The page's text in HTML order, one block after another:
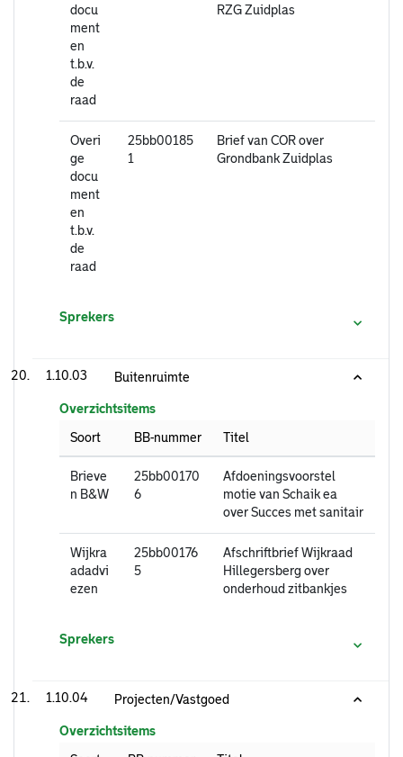
docu
ment
en
t.b.v.
de
raad
RZG Zuidplas
Overi
ge
docu
ment
en
t.b.v.
de
raad
25bb00185
1
Brief van COR over
Grondbank Zuidplas
Sprekers
1.10.03 Buitenruimte
Overzichtsitems
Soort
BB-nummer Titel
Brieve
n B&W
25bb00170
6
Afdoeningsvoorstel
motie van Schaik ea
over Succes met sanitair
Wijkra
adadvi
ezen
25bb00176
5
Afschriftbrief Wijkraad
Hillegersberg over
onderhoud zitbankjes
Sprekers
1.10.04 Projecten/Vastgoed
Overzichtsitems